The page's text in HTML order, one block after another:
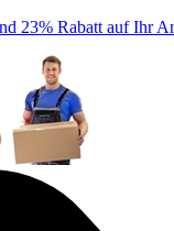
23% Rabatt auf Ihr